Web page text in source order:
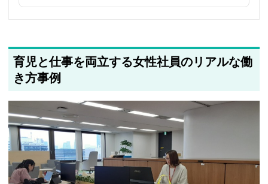
2025年5月20日
著者情報の変更を行いました
育児と仕事を両立する女性社員のリアルな働
き方事例